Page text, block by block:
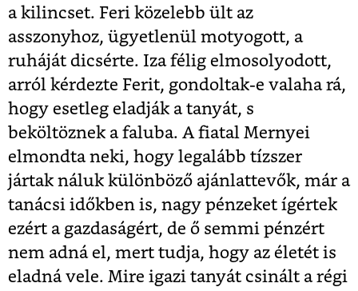
a kilincset. Feri közelebb ült az
asszonyhoz, ügyetlenül motyogott, a
ruháját dicsérte. Iza félig elmosolyodott,
arról kérdezte Ferit, gondoltak-e valaha rá,
hogy esetleg eladják a tanyát, s
beköltöznek a faluba. A fiatal Mernyei
elmondta neki, hogy legalább tízszer
jártak náluk különböző ajánlattevők, már a
tanácsi időkben is, nagy pénzeket ígértek
ezért a gazdaságért, de ő semmi pénzért
nem adná el, mert tudja, hogy az életét is
eladná vele. Mire igazi tanyát csinált a régi